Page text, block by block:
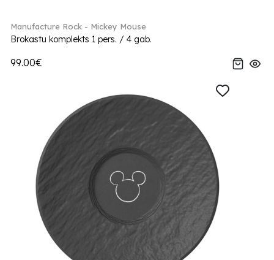
Manufacture Rock - Mickey Mouse
Brokastu komplekts 1 pers. / 4 gab.
99.00€